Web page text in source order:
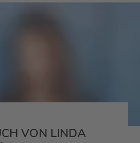
VON LINDA